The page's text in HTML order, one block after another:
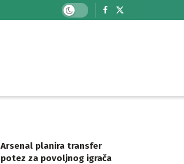
Arsenal planira transfer
potez za povoljnog igrača